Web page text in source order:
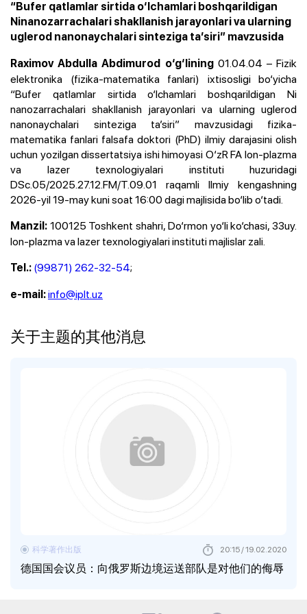
“Bufer qatlamlar sirtida o‘lchamlari boshqarildigan
Ninanozarrachalari shakllanish jarayonlari va ularning
uglerod nanonaychalari sinteziga ta’siri” mavzusida
Raximov Abdulla Abdimurod o‘g‘lining 01.04.04 – Fizik
elektronika (fizika-matematika fanlari) ixtisosligi bo‘yicha
“Bufer qatlamlar sirtida o‘lchamlari boshqarildigan Ni
nanozarrachalari shakllanish jarayonlari va ularning uglerod
nanonaychalari sinteziga ta’siri” mavzusidagi fizika-
matematika fanlari falsafa doktori (PhD) ilmiy darajasini olish
uchun yozilgan dissertatsiya ishi himoyasi O‘zR FA Ion-plazma
va lazer texnologiyalari instituti huzuridagi
DSc.05/2025.27.12.FM/T.09.01 raqamli Ilmiy kengashning
2026-yil 19-may kuni soat 16:00 dagi majlisida bo‘lib o‘tadi.
Manzil: 100125 Toshkent shahri, Do‘rmon yo‘li ko‘chasi, 33uy.
Ion-plazma va lazer texnologiyalari instituti majlislar zali.
Tel.: (99871) 262-32-54;
e-mail:info@iplt.uz
关于主题的其他消息
德国国会议员：向俄罗斯边境运送部队是对他们的侮辱
科学著作出版 20:15 / 19.02.2020